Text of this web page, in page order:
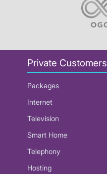
Private Customers
Packages
Internet
Television
Smart Home
Telephony
Hosting